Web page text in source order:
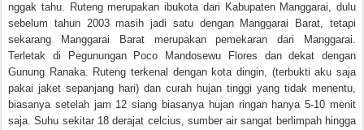
nggak tahu. Ruteng merupakan ibukota dari Kabupaten Manggarai, dulu
sebelum tahun 2003 masih jadi satu dengan Manggarai Barat, tetapi
sekarang Manggarai Barat merupakan pemekaran dari Manggarai.
Terletak di Pegunungan Poco Mandosewu Flores dan dekat dengan
Gunung Ranaka. Ruteng terkenal dengan kota dingin, (terbukti aku saja
pakai jaket sepanjang hari) dan curah hujan tinggi yang tidak menentu,
biasanya setelah jam 12 siang biasanya hujan ringan hanya 5-10 menit
saja. Suhu sekitar 18 derajat celcius, sumber air sangat berlimpah hingga